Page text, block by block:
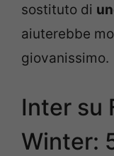
sostituto di
aiuterebbe
giovanissimo.
Inter su
Winter: